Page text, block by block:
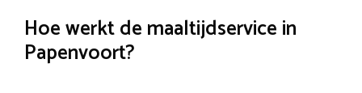
Hoe werkt de maaltijdservice in
Papenvoort?